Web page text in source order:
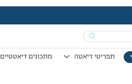
תפריטי דיאטה מתכונים דיאטטיים
מוצגות 2 תגובות – 1 עד 2 (מתוך 2 סה״כ)
07/12/2010 בשעה 17:23
#175004